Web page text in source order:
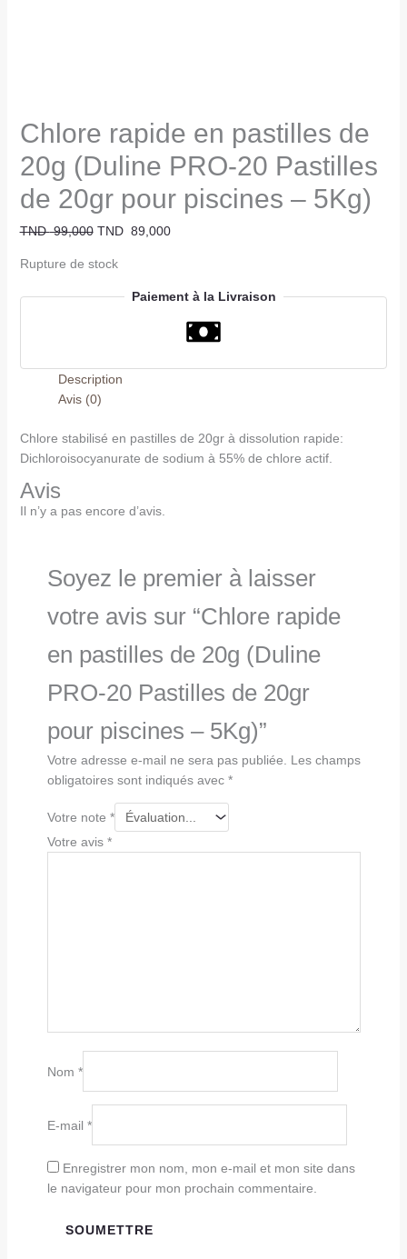
Chlore rapide en pastilles de
20g (Duline PRO-20 Pastilles
de 20gr pour piscines – 5Kg)
TND99,000 TND 89,000
Rupture de stock
Paiement à la Livraison
Description
Avis (0)
Chlore stabilisé en pastilles de 20gr à dissolution rapide:
Dichloroisocyanurate de sodium à 55% de chlore actif.
Avis
Il n’y a pas encore d’avis.
Soyez le premier à laisser
votre avis sur “Chlore rapide
en pastilles de 20g (Duline
PRO-20 Pastilles de 20gr
pour piscines – 5Kg)”
Votre adresse e-mail ne sera pas publiée.
Les champs
obligatoires sont indiqués avec *
Votre note *
Votre avis *
Nom *
E-mail *
Enregistrer mon nom, mon e-mail et mon site dans
le navigateur pour mon prochain commentaire.